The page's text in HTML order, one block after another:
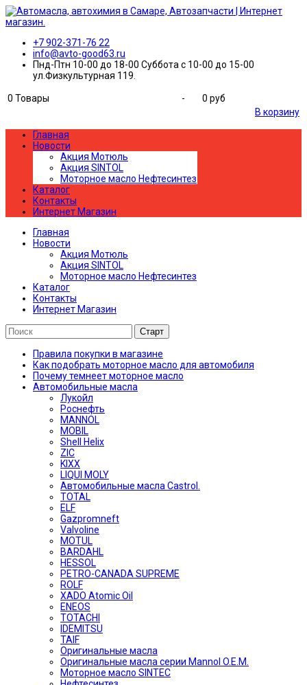
+7 902-371-76 22
info@avto-good63.ru
Пнд-Птн 10-00 до 18-00 Суббота с 10-00 до 15-00
ул.Физкультурная 119.
0 Товары -
0 руб
В корзину
Главная
Новости
Акция Мотюль
Акция SINTOL
Моторное масло Нефтесинтез
Каталог
Контакты
Интернет Магазин
Главная
Новости
Акция Мотюль
Акция SINTOL
Моторное масло Нефтесинтез
Каталог
Контакты
Интернет Магазин
Правила покупки в магазине
Как подобрать моторное масло для автомобиля
Почему темнеет моторное масло
Автомобильные масла
Лукойл
Роснефть
MANNOL
MOBIL
Shell Helix
ZIC
KIXX
LIQUI MOLY
Автомобильные масла Castrol.
TOTAL
ELF
Gazpromneft
Valvoline
MOTUL
BARDAHL
HESSOL
PETRO-CANADA SUPREME
ROLF
XADO Atomic Oil
ENEOS
TOTACHI
IDEMITSU
TAIF
Оригинальные масла
Оригинальные масла серии Mannol O.E.M.
Моторное масло SINTEC